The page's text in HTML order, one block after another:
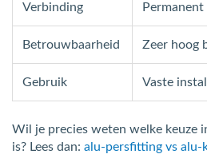
Verbinding Permanent
Betrouwbaarheid Zeer hoog
Gebruik Vaste
Wil je precies weten welke keuze
is? Lees dan: alu-persfitting vs alu-